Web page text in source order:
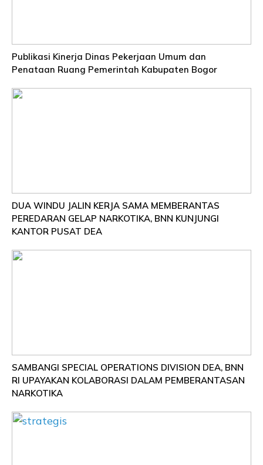
Publikasi Kinerja Dinas Pekerjaan Umum dan
Penataan Ruang Pemerintah Kabupaten Bogor
DUA WINDU JALIN KERJA SAMA MEMBERANTAS
PEREDARAN GELAP NARKOTIKA, BNN KUNJUNGI
KANTOR PUSAT DEA
SAMBANGI SPECIAL OPERATIONS DIVISION DEA, BNN
RI UPAYAKAN KOLABORASI DALAM PEMBERANTASAN
NARKOTIKA